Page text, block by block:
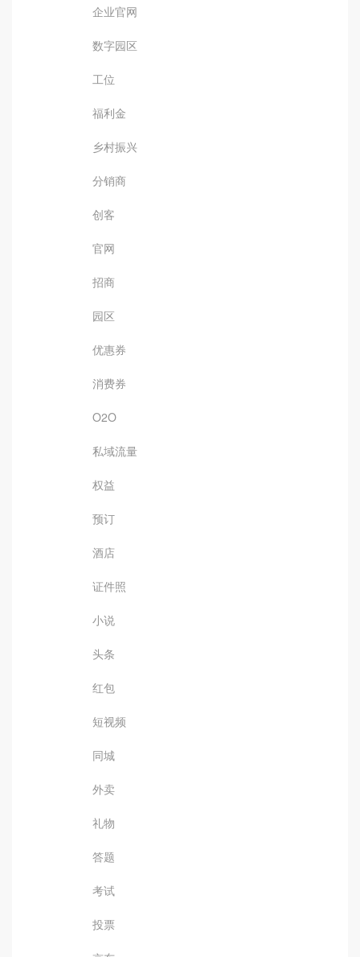
企业官网
数字园区
工位
福利金
乡村振兴
分销商
创客
官网
招商
园区
优惠券
消费券
O2O
私域流量
权益
预订
酒店
证件照
小说
头条
红包
短视频
同城
外卖
礼物
答题
考试
投票